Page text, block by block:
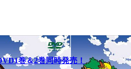
巻＆2巻同時発売！